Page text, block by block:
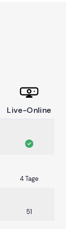
Live-Online
4 Tage
51